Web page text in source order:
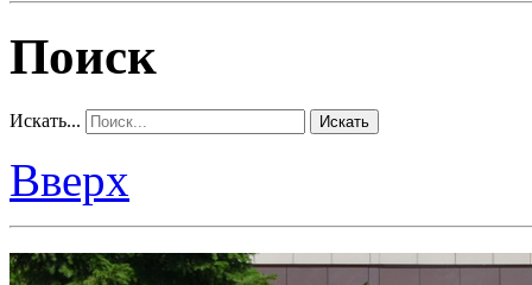
Поиск
Искать... Искать
Вверх